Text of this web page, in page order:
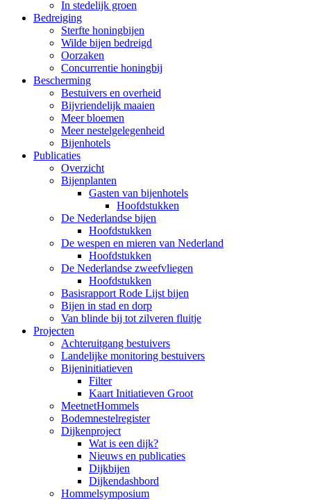
In stedelijk groen
Bedreiging
Sterfte honingbijen
Wilde bijen bedreigd
Oorzaken
Concurrentie honingbij
Bescherming
Bestuivers en overheid
Bijvriendelijk maaien
Meer bloemen
Meer nestelgelegenheid
Bijenhotels
Publicaties
Overzicht
Bijenplanten
Gasten van bijenhotels
Hoofdstukken
De Nederlandse bijen
Hoofdstukken
De wespen en mieren van Nederland
Hoofdstukken
De Nederlandse zweefvliegen
Hoofdstukken
Basisrapport Rode Lijst bijen
Bijen in stad en dorp
Van blinde bij tot zilveren fluitje
Projecten
Achteruitgang bestuivers
Landelijke monitoring bestuivers
Bijeninitiatieven
Filter
Kaart Initiatieven Groot
MeetnetHommels
Bodemnestelregister
Dijkenproject
Wat is een dijk?
Nieuws en publicaties
Dijkbijen
Dijkendashbord
Hommelsymposium